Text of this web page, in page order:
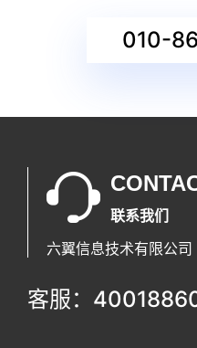
010-
联系我们
六翼信息技术有限公司
客服：